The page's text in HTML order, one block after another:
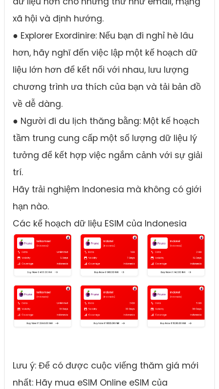
xã hội và định hướng.
● Explorer Exordinire: Nếu bạn đi nghỉ hè lâu
hơn, hãy nghĩ đến việc lập một kế hoạch dữ
liệu lớn hơn để kết nối với nhau, lưu lượng
chương trình ưa thích của bạn và tải bản đồ
về dễ dàng.
● Người đi du lịch thăng bằng: Một kế hoạch
tầm trung cung cấp một số lượng dữ liệu lý
tưởng để kết hợp việc ngắm cảnh với sự giải
trí.
Hãy trải nghiệm Indonesia mà không có giới
hạn nào.
Các kế hoạch dữ liệu ESIM của Indonesia
Lưu ý: Để có được cuộc viếng thăm giá mới
nhất: Hãy mua eSIM Online eSIM của